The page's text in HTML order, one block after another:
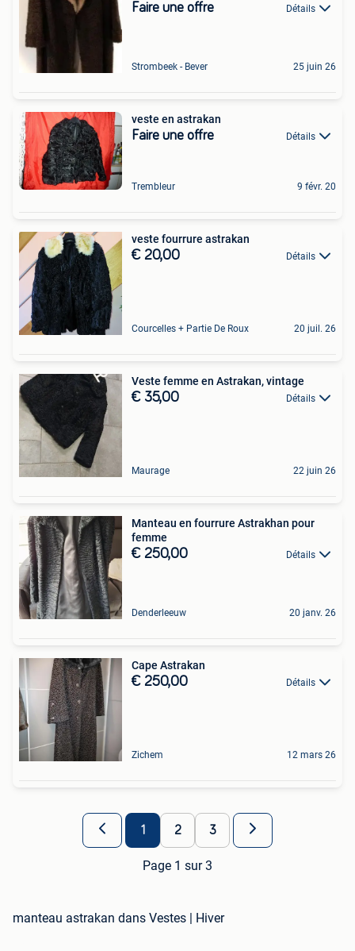
Faire une offre Détails
Strombeek - Bever 25 juin 26
veste en astrakan
Faire une offre Détails
Trembleur 9 févr. 20
veste fourrure astrakan
€ 20,00 Détails
Courcelles + Partie De Roux 20 juil. 26
Veste femme en Astrakan, vintage
€ 35,00 Détails
Maurage 22 juin 26
Manteau en fourrure Astrakhan pour
femme
€ 250,00 Détails
Denderleeuw 20 janv. 26
Cape Astrakan
€ 250,00 Détails
Zichem 12 mars 26
1 2 3
Page 1 sur 3
manteau astrakan dans Vestes | Hiver